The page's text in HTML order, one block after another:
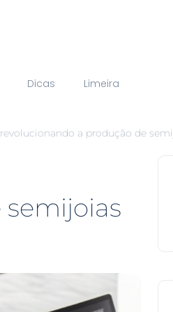
Dicas Limeira
a produção de